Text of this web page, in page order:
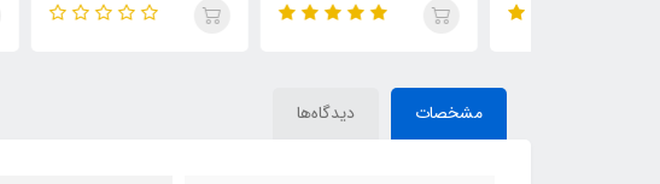
مشخصات دیدگاه‌ها